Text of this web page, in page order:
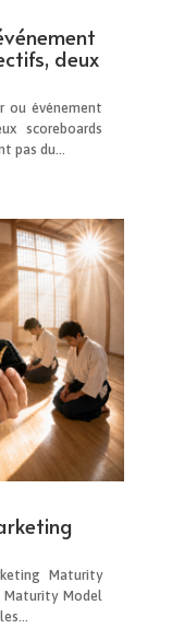
deux
ou événement
scoreboards
pas du...
Maturity
Maturity Model